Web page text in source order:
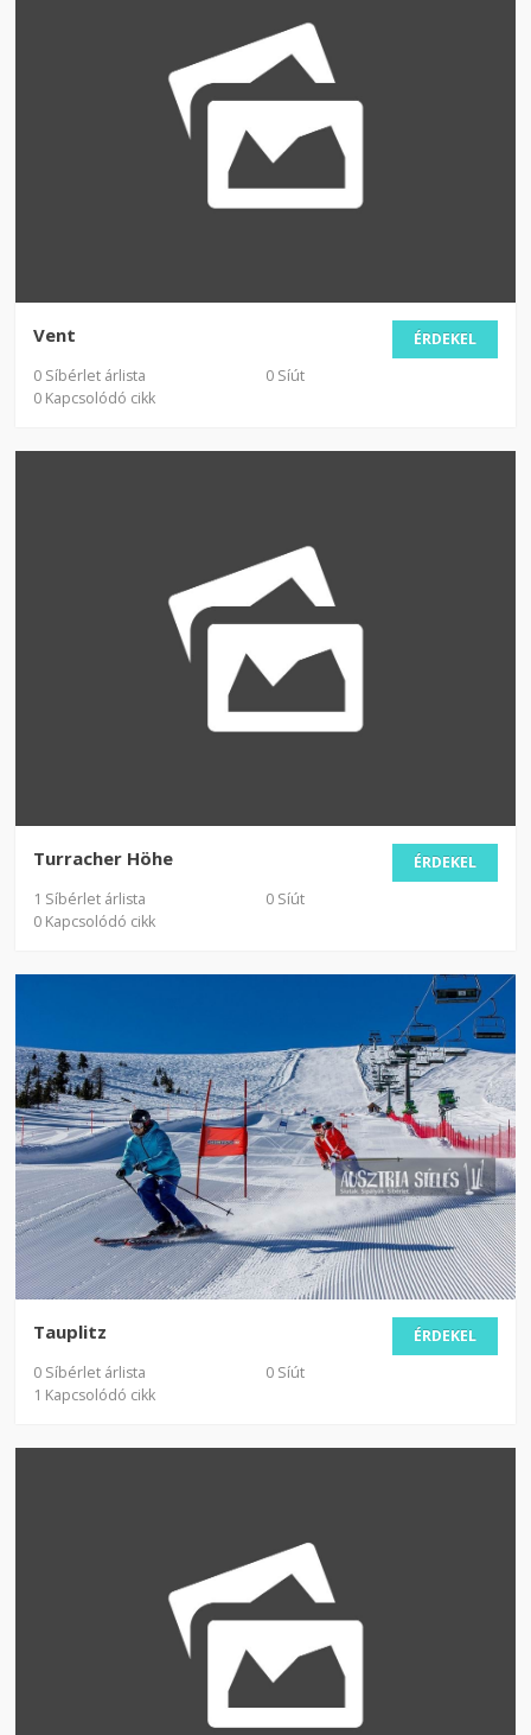
ÉRDEKEL
Vent
0 Síbérlet árlista
0 Síút
0 Kapcsolódó cikk
ÉRDEKEL
Turracher Höhe
1 Síbérlet árlista
0 Síút
0 Kapcsolódó cikk
ÉRDEKEL
Tauplitz
0 Síbérlet árlista
0 Síút
1 Kapcsolódó cikk